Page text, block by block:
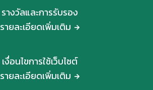
รางวัลและการรับรอง
รายละเอียดเพิ่มเติม
เงื่อนไขการใช้เว็บไซต์
รายละเอียดเพิ่มเติม